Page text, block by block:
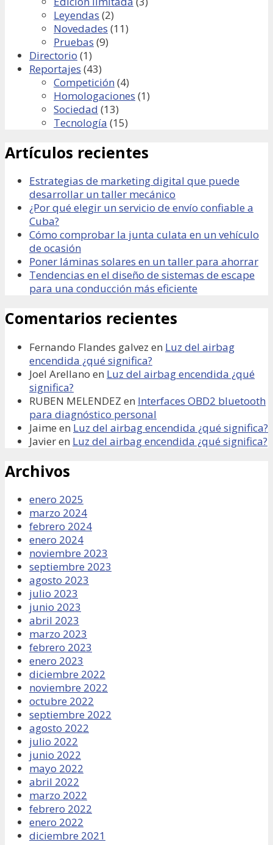
Leyendas (2)
Novedades (11)
Pruebas (9)
Directorio (1)
Reportajes (43)
Competición (4)
Homologaciones (1)
Sociedad (13)
Tecnología (15)
Artículos recientes
Estrategias de marketing digital que puede
desarrollar un taller mecánico
¿Por qué elegir un servicio de envío confiable a
Cuba?
Cómo comprobar la junta culata en un vehículo
de ocasión
Poner láminas solares en un taller para ahorrar
Tendencias en el diseño de sistemas de escape
para una conducción más eficiente
Comentarios recientes
Fernando Flandes galvez en Luz del airbag
encendida ¿qué significa?
Joel Arellano en Luz del airbag encendida ¿qué
significa?
RUBEN MELENDEZ en Interfaces OBD2 bluetooth
para diagnóstico personal
Jaime en Luz del airbag encendida ¿qué significa?
Javieren Luz del airbag encendida ¿qué significa?
Archivos
enero 2025
marzo 2024
febrero 2024
enero 2024
noviembre 2023
septiembre 2023
agosto 2023
julio 2023
junio 2023
abril 2023
marzo 2023
febrero 2023
enero 2023
diciembre 2022
noviembre 2022
octubre 2022
septiembre 2022
agosto 2022
julio 2022
junio 2022
mayo 2022
abril 2022
marzo 2022
febrero 2022
enero 2022
diciembre 2021